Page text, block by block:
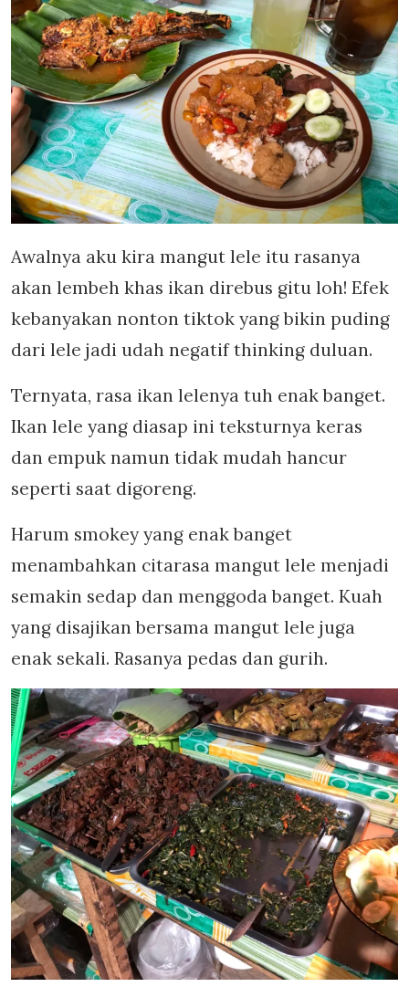
Awalnya aku kira mangut lele itu rasanya
akan lembeh khas ikan direbus gitu loh! Efek
kebanyakan nonton tiktok yang bikin puding
dari lele jadi udah negatif thinking duluan.
Ternyata, rasa ikan lelenya tuh enak banget.
Ikan lele yang diasap ini teksturnya keras
dan empuk namun tidak mudah hancur
seperti saat digoreng.
Harum smokey yang enak banget
menambahkan citarasa mangut lele menjadi
semakin sedap dan menggoda banget. Kuah
yang disajikan bersama mangut lele juga
enak sekali. Rasanya pedas dan gurih.